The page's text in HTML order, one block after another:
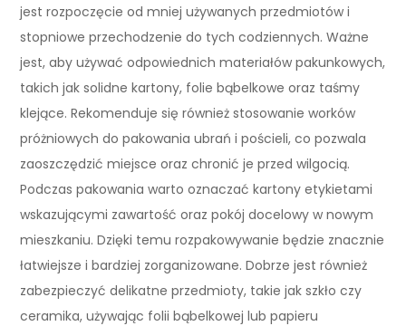
jest rozpoczęcie od mniej używanych przedmiotów i
stopniowe przechodzenie do tych codziennych. Ważne
jest, aby używać odpowiednich materiałów pakunkowych,
takich jak solidne kartony, folie bąbelkowe oraz taśmy
klejące. Rekomenduje się również stosowanie worków
próżniowych do pakowania ubrań i pościeli, co pozwala
zaoszczędzić miejsce oraz chronić je przed wilgocią.
Podczas pakowania warto oznaczać kartony etykietami
wskazującymi zawartość oraz pokój docelowy w nowym
mieszkaniu. Dzięki temu rozpakowywanie będzie znacznie
łatwiejsze i bardziej zorganizowane. Dobrze jest również
zabezpieczyć delikatne przedmioty, takie jak szkło czy
ceramika, używając folii bąbelkowej lub papieru